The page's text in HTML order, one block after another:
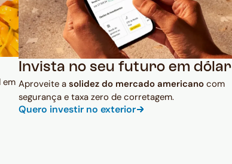
em
Invista no seu futuro em dólar
Aproveite a solidez do mercado americanocom
segurança e taxa zero de corretagem.
Quero investir no exterior